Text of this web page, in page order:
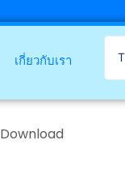
เกี่ยวกับเรา
Download